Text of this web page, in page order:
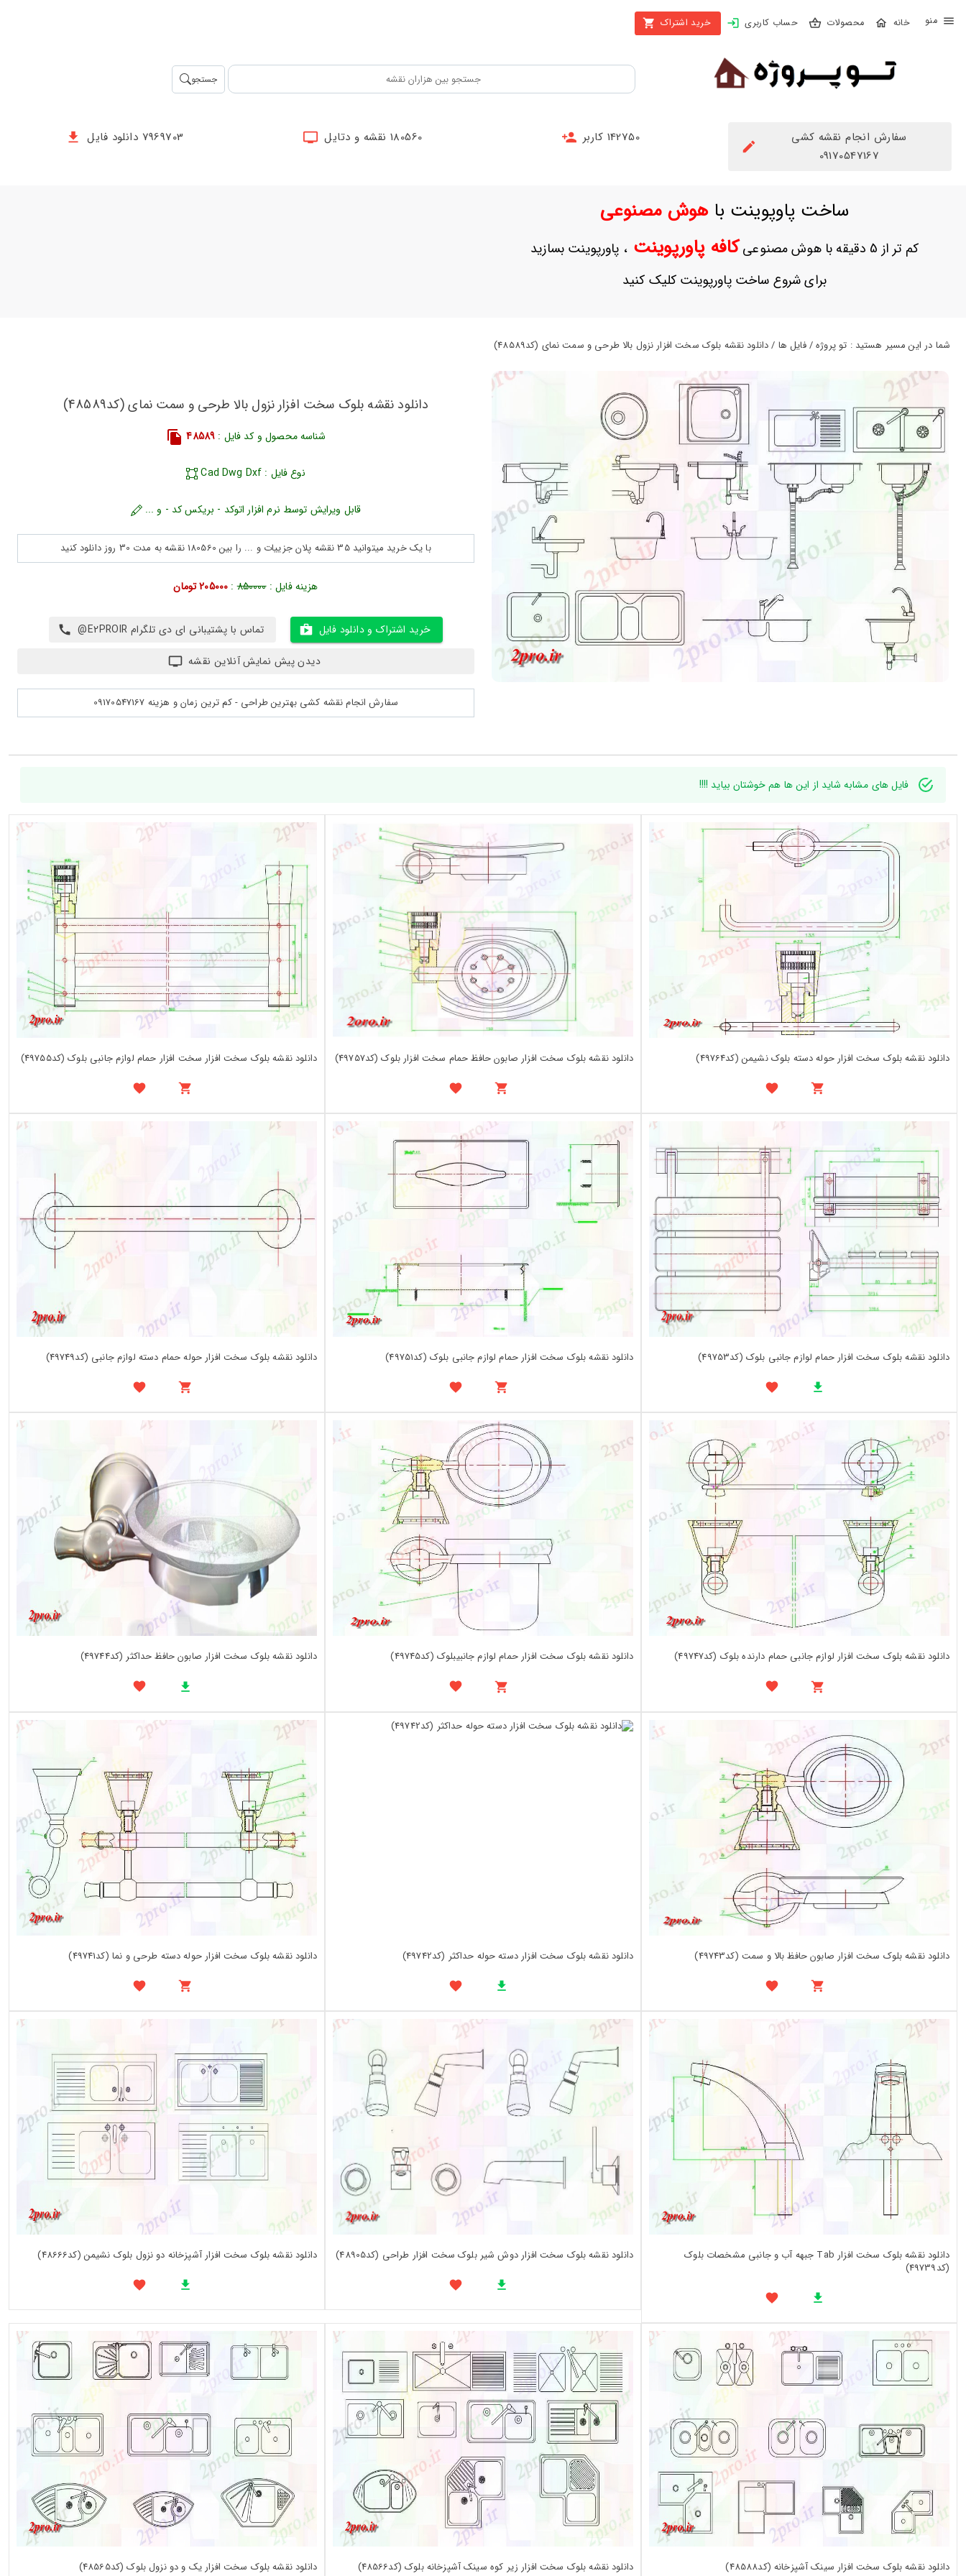
محصولات حساب کاربری خرید اشتراک
بستن
محصولات
حساب
کاربری
ثبت
نام
رمز
علاقه
مندی
جستجو
سفارش انجام نقشه کشی
09170547167
142750 کاربر 180560 نقشه و دتایل 7969703 دانلود فایل
ساخت پاوپوینت باهوش مصنوعی
کم تر از 5 دقیقه با هوش مصنوعی کافه پاورپوینت، پاورپوینت بسازید
برای شروع ساخت پاورپوینت کلیک کنید
شما در این مسیر هستید : تو پروژه / فایل ها / دانلود نقشه بلوک سخت افزار نزول بالا طرحی و سمت نمای (کد48589)
دانلود نقشه بلوک سخت افزار نزول بالا طرحی و سمت نمای (کد48589)
شناسه محصول و کد فایل : 48589
نوع فایل : Cad Dwg Dxf
قابل ویرایش توسط نرم افزار اتوکد - بریکس کد - و ...
با یک خرید میتوانید 35 نقشه پلان جزییات و ... را بین 180560 نقشه به مدت 30 روز دانلود کنید
هزینه فایل :850000
: 205000 تومان
خرید اشتراک و دانلود فایل
تماس با پشتیبانی ای دی تلگرام E2PROIR@
دیدن پیش نمایش آنلاین نقشه
سفارش انجام نقشه کشی بهترین طراحی - کم ترین زمان و هزینه 09170547167
فایل های مشابه شاید از این ها هم خوشتان بیاید !!!!
دانلود نقشه بلوک سخت افزار حوله دسته بلوک نشیمن (کد49764) دانلود نقشه بلوک سخت افزار صابون حافظ حمام سخت افزار بلوک (کد49757) دانلود نقشه بلوک سخت افزار سخت افزار حمام لوازم جانبی بلوک (کد49755)
دانلود نقشه بلوک سخت افزار حمام لوازم جانبی بلوک (کد49753) دانلود نقشه بلوک سخت افزار حمام لوازم جانبی بلوک (کد49751) دانلود نقشه بلوک سخت افزار حوله حمام دسته لوازم جانبی (کد49749)
دانلود نقشه بلوک سخت افزار لوازم جانبی حمام دارنده بلوک (کد49747) دانلود نقشه بلوک سخت افزار حمام لوازم جانبیبلوک (کد49745) دانلود نقشه بلوک سخت افزار صابون حافظ حداکثر (کد49744)
دانلود نقشه بلوک سخت افزار صابون حافظ بالا و سمت (کد49743) دانلود نقشه بلوک سخت افزار دسته حوله حداکثر (کد49742) دانلود نقشه بلوک سخت افزار حوله دسته طرحی و نما (کد49741)
دانلود نقشه بلوک سخت افزار Tab جبهه آب و جانبی مشخصات بلوک
(کد49739)
دانلود نقشه بلوک سخت افزار دوش شیر بلوک سخت افزار طراحی (کد48905) دانلود نقشه بلوک سخت افزار آشپزخانه دو نزول بلوک نشیمن (کد48666)
دانلود نقشه بلوک سخت افزار سینک آشپزخانه (کد48588) دانلود نقشه بلوک سخت افزار زیر کوه سینک آشپزخانه بلوک (کد48566) دانلود نقشه بلوک سخت افزار یک و دو نزول بلوک (کد48565)